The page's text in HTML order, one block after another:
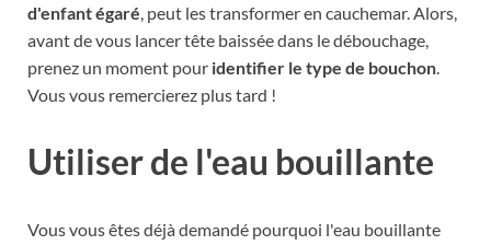
d'enfant égaré , peut les transformer en cauchemar. Alors,
avant de vous lancer tête baissée dans le débouchage,
prenez un moment pour identifier le type de bouchon
Vous vous remercierez plus tard !
Utiliser de l'eau bouillante
Vous vous êtes déjà demandé pourquoi l'eau bouillante